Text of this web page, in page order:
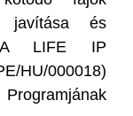
javítása és
A LIFE IP
HU/000018)